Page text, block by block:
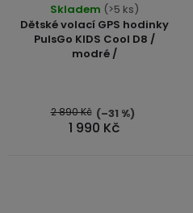
Dětské volací GPS hodinky
PulsGo KIDS Cool D8 /
modré /
Skladem (>5 ks)
1 990 Kč
2 890 Kč (–31 %)